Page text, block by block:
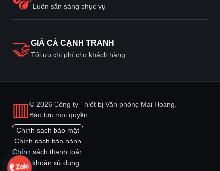
Luôn sẵn sàng phục vụ
🤝GIÁ CẢ CẠNH TRANH
Tối ưu chi phí cho khách hàng
▥© 2026 Công ty Thiết bị Văn phòng Mai Hoàng.
Bảo lưu mọi quyền.
Chính sách bảo mật
Chính sách bảo hành
Chính sách thanh toán
Điều khoản sử dụng